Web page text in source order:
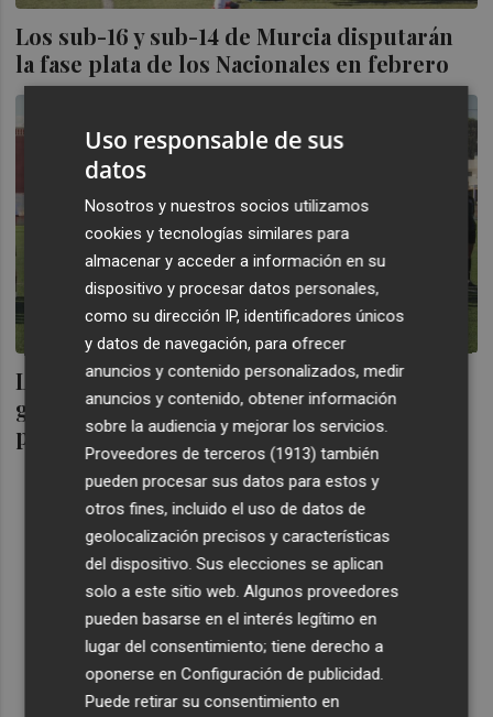
Los sub-16 y sub-14 de Murcia disputarán
la fase plata de los Nacionales en febrero
Las sub-16 y las sub-14 de Murcia sólo
ganan un partido entre las dos en la
primera fase nacional
Uso responsable de sus
datos
Nosotros y nuestros socios utilizamos
cookies y tecnologías similares para
almacenar y acceder a información en su
dispositivo y procesar datos personales,
como su dirección IP, identificadores únicos
y datos de navegación, para ofrecer
anuncios y contenido personalizados, medir
anuncios y contenido, obtener información
sobre la audiencia y mejorar los servicios.
Proveedores de terceros (1913) también
pueden procesar sus datos para estos y
otros fines, incluido el uso de datos de
geolocalización precisos y características
del dispositivo. Sus elecciones se aplican
solo a este sitio web. Algunos proveedores
pueden basarse en el interés legítimo en
lugar del consentimiento; tiene derecho a
oponerse enConfiguración de publicidad
Puede retirar su consentimiento en